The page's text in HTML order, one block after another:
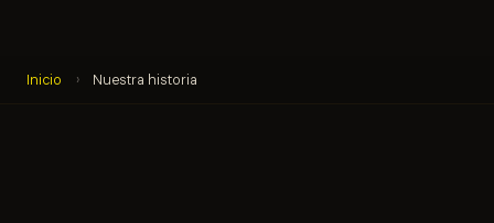
Inicio › Nuestra historia